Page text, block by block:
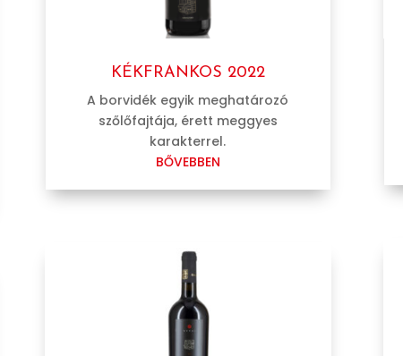
KÉKFRANKOS 2022
A borvidék egyik meghatározó
szőlőfajtája, érett meggyes
karakterrel.
BŐVEBBEN